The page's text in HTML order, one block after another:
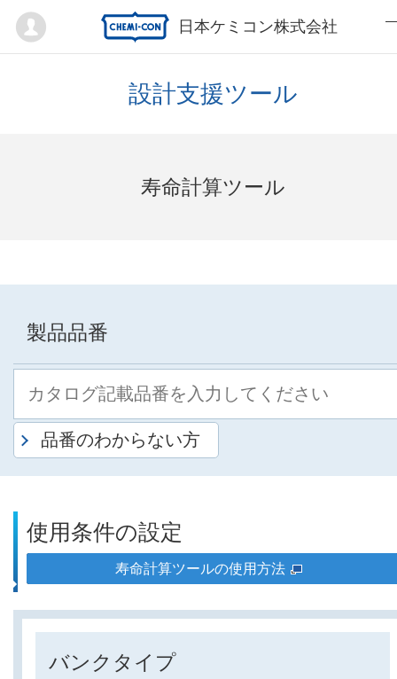
日本ケミコン株式会社
Mypage
設計支援ツール
寿命計算ツール
製品品番
品番のわからない方
使用条件の設定
寿命計算ツールの使用方法
バンクタイプ